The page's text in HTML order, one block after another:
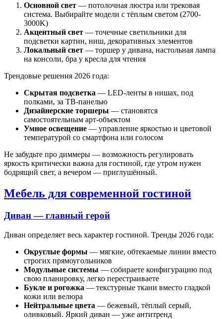
Основной свет — потолочная люстра или трековая
система. Выбирайте модели с тёплым светом (2700-
3000K)
Акцентный свет — точечные светильники для
подсветки картин, ниш, декоративных элементов
Локальный свет — торшер у дивана, настольная лампа
на консоли, бра у кресла для чтения
Трендовые решения 2026 года:
Скрытая подсветка — LED-ленты в нишах, под
полками, за ТВ-панелью
Дизайнерские торшеры — становятся
самостоятельным арт-объектом
Умное освещение — управление яркостью и цветовой
температурой со смартфона или голосом
Не забудьте про диммеры — возможность регулировать
яркость критически важна для гостиной, где утром нужен
бодрящий свет, а вечером — приглушённый.
Мебель для современной гостиной
Диван — главный герой
Диван определяет весь характер гостиной. Тренды 2026 года:
Округлые формы — мягкие, обтекаемые линии вместо
строгих прямоугольников
Модульные системы — собираете конфигурацию под
свою планировку, легко перестраиваете
Букле и рогожка — текстурные ткани вместо гладкой
кожи или велюра
Нейтральные цвета — бежевый, тёплый серый,
оливковый. Яркий диван — уже антитренд